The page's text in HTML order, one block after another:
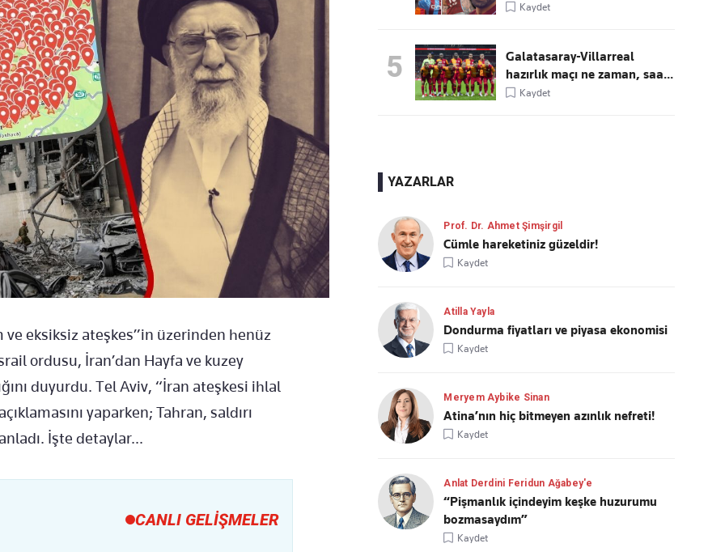
açiklamalar
ve eksiksiz ateşkes”in üzerinden henüz
ordusu, İran’dan Hayfa ve kuzey
duyurdu. Tel Aviv, “İran ateşkesi ihlal
yaparken; Tahran, saldırı
İşte detaylar...
CANLI GELİŞMELER
Kaydet
5
Galatasaray-Villarreal
hazırlık maçı ne zaman, saa...
Kaydet
YAZARLAR
Prof. Dr. Ahmet Şimşirgil
Cümle hareketiniz güzeldir!
Kaydet
Atilla Yayla
Dondurma fiyatları ve piyasa ekonomisi
Kaydet
Meryem Aybike Sinan
Atina’nın hiç bitmeyen azınlık nefreti!
Kaydet
Anlat Derdini Feridun Ağabey'e
“Pişmanlık içindeyim keşke huzurumu
bozmasaydım”
Kaydet